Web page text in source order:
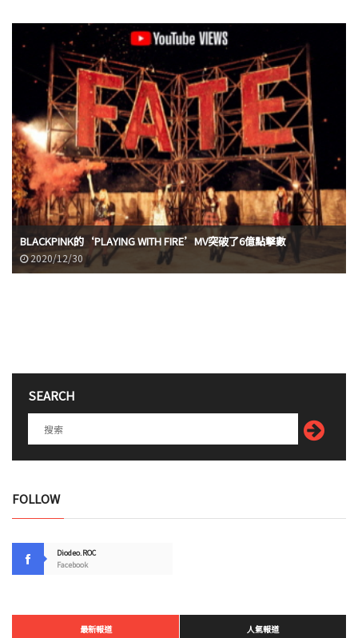
BLACKPINK的‘PLAYING WITH FIRE’MV突破了6億點擊數
2020/12/30
SEARCH
FOLLOW
Diodeo.ROC
Facebook
最新報道 人氣報道